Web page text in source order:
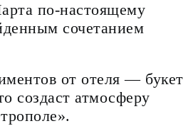
по-настоящему
сочетанием
от отеля — букет
создаст атмосферу